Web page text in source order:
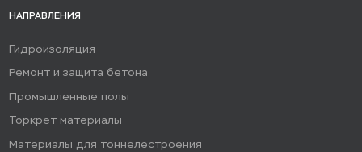
НАПРАВЛЕНИЯ
Гидроизоляция
Ремонт и защита бетона
Промышленные полы
Торкрет материалы
Материалы для тоннелестроения